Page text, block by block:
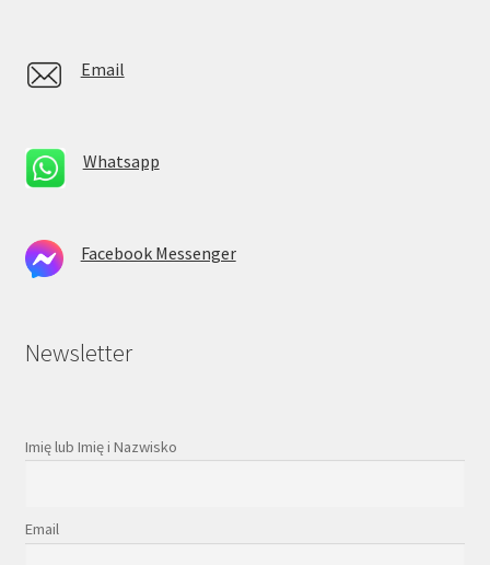
Email
Whatsapp
Facebook Messenger
Newsletter
Imię lub Imię i Nazwisko
Email